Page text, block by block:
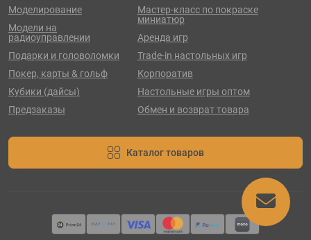
Моделирование
Модели на
радиоуправлении
Подарки и головоломки
Покер, карты & гольф
Кубики (дайсы)
Предзаказы
Мастер-класс по покраске
миниатюр
Аренда игр
Trade-in настольных игр
Корпоратив
Настольные игры оптом
Обмен и возврат товара
Каталог товаров